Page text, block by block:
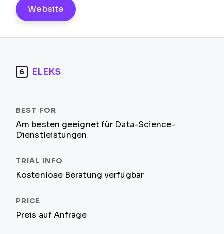
Website
6 ELEKS
Am besten geeignet für Data-Science-
Dienstleistungen
Kostenlose Beratung verfügbar
Preis auf Anfrage